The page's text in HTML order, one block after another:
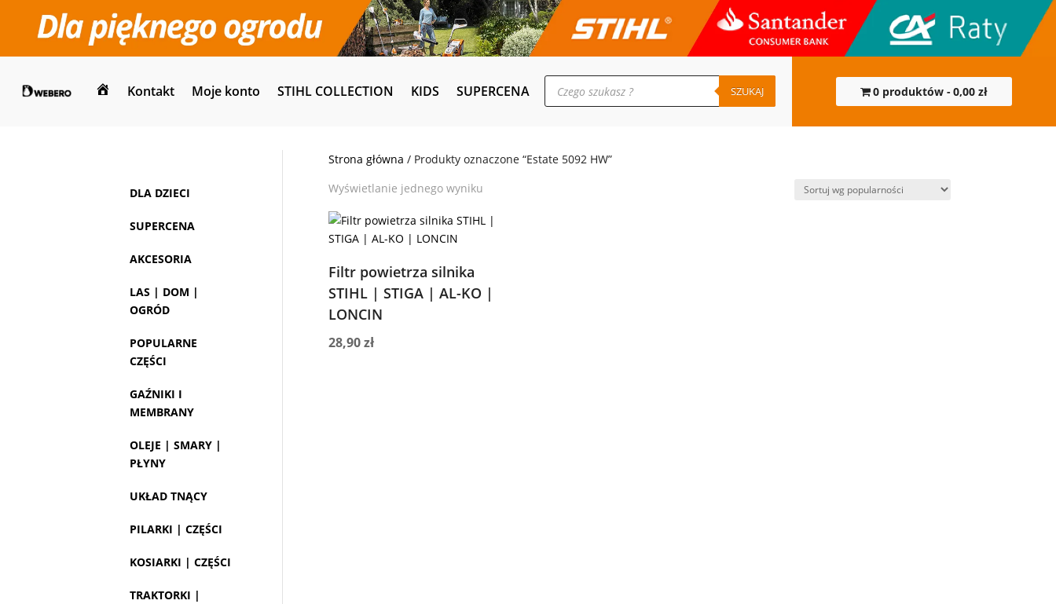
Dom Kontakt Moje konto STIHL COLLECTION KIDS SUPERCENA
Wyszukiwarka
produktów SZUKAJ 0 produktów 0,00 zł
Strona główna / Produkty oznaczone “Estate 5092 HW”
Wyświetlanie jednego wyniku
Filtr powietrza silnika
STIHL | STIGA | AL-KO |
LONCIN
28,90zł
DLA DZIECI
SUPERCENA
AKCESORIA
LAS | DOM |
OGRÓD
POPULARNE
CZĘŚCI
GAŹNIKI I
MEMBRANY
OLEJE | SMARY |
PŁYNY
UKŁAD TNĄCY
PILARKI | CZĘŚCI
KOSIARKI | CZĘŚCI
TRAKTORKI |